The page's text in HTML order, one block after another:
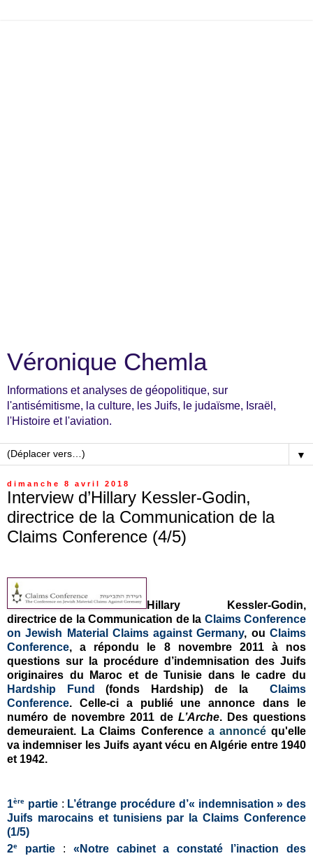
Véronique Chemla
Informations et analyses de géopolitique, sur
l'antisémitisme, la culture, les Juifs, le judaïsme, Israël,
l'Histoire et l'aviation.
▼
dimanche 8 avril 2018
Interview d’Hillary Kessler-Godin,
directrice de la Communication de la
Claims Conference (4/5)
Hillary Kessler-Godin,
directrice de la Communication de la Claims Conference
on Jewish Material Claims against Germany, ouClaims
Conference, a répondu le 8 novembre 2011 à nos
questions sur la procédure d’indemnisation des Juifs
originaires du Maroc et de Tunisie dans le cadre du
Hardship Fund
(fonds Hardship) de laClaims
Conference. Celle-ci a publié une annonce dans le
numéro de novembre 2011 de L’Arche. Des questions
demeuraient. La Claims Conference a annoncéqu'elle
va indemniser les Juifs ayant vécu en Algérie entre 1940
et 1942.
1ère partie: L’étrange procédure d’« indemnisation » des
Juifs marocains et tunisiens par la Claims Conference
(1/5)
2e partie: «Notre cabinet a constaté l’inaction des